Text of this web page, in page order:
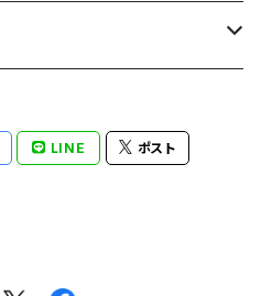
LINE ポスト